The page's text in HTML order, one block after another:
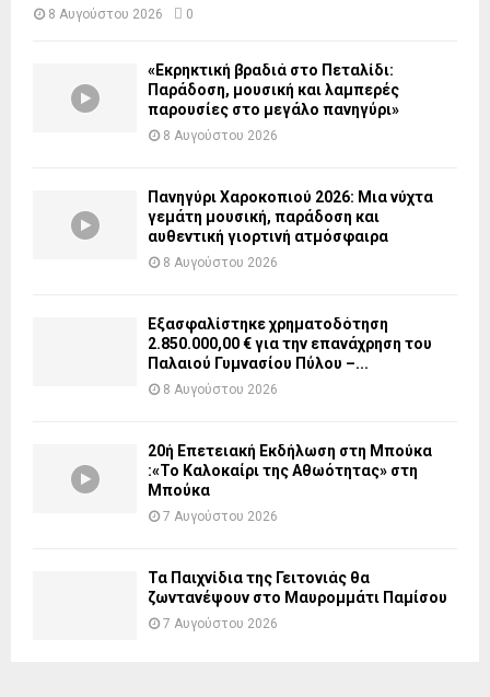
8 Αυγούστου 2026 0
«Εκρηκτική βραδιά στο Πεταλίδι:
Παράδοση, μουσική και λαμπερές
παρουσίες στο μεγάλο πανηγύρι»
8 Αυγούστου 2026
Πανηγύρι Χαροκοπιού 2026: Μια νύχτα
γεμάτη μουσική, παράδοση και
αυθεντική γιορτινή ατμόσφαιρα
8 Αυγούστου 2026
Εξασφαλίστηκε χρηματοδότηση
2.850.000,00 € για την επανάχρηση του
Παλαιού Γυμνασίου Πύλου –...
8 Αυγούστου 2026
20ή Επετειακή Εκδήλωση στη Μπούκα
:«Το Καλοκαίρι της Αθωότητας» στη
Μπούκα
7 Αυγούστου 2026
Τα Παιχνίδια της Γειτονιάς θα
ζωντανέψουν στο Μαυρομμάτι Παμίσου
7 Αυγούστου 2026